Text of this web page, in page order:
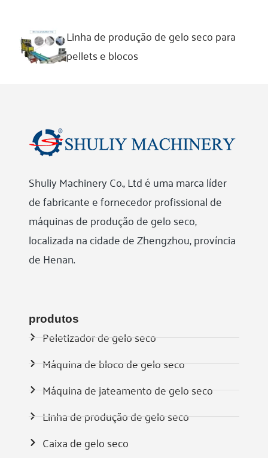
Linha de produção de gelo seco para
pellets e blocos
Shuliy Machinery Co., Ltd é uma marca líder
de fabricante e fornecedor profissional de
máquinas de produção de gelo seco,
localizada na cidade de Zhengzhou, província
de Henan.
produtos
Peletizador de gelo seco
Máquina de bloco de gelo seco
Máquina de jateamento de gelo seco
Linha de produção de gelo seco
Caixa de gelo seco